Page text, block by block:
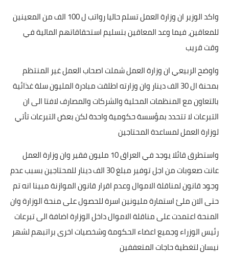
واكد الوزير ان وزارة العمل تسلم حاليا رواتب ل 100 الف من المعينين
للمعاقين، فيما وعد المعاقين بتسليم استحقاقاتهم المالية في
وقت قريب
واوضح الربيعي ان وزارة العمل شملت اصحاب العمل غير المنتظم
بمحنة ال 30 الف دينار وان وزارته اطلقت مبادرة المليون سلة غذائية
بالتعاون مع المنظمات المحلية والشركات والمصارف لافتا الى ان
التبرعات لا تتحدد بمؤسسة حكومية واحدة لكن بعض التبرعات تأتي
لوزارة العمل لمساعدة المحتاجين
واستطرق قائلا يوجد في العراق 10 مليون فقير وان وزارة العمل
عانت صعوبات من اجل توفير مبلغ 30 الف دينار للمحتاجين بسبب عدم
وجود قانون لمناقلة الاموال وعدم اقرار قانون الموازنة مبينا انه تم
حتى الان ملئ استمارة مليونين اسرة للحصول على منحة الوزارة وان
المنحة اعتمدت على مناقلة الاموال داخل الوزارة اضافة الى تبرعات
رئيس الوزراء وجميع اعضاء الحكومة وشخصيات اخرى براتبهم لشهر
نيسان لتغطية حاجات المتعففين